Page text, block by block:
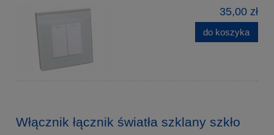
35,00 zł
do koszyka
Włącznik łącznik światła szklany szkło